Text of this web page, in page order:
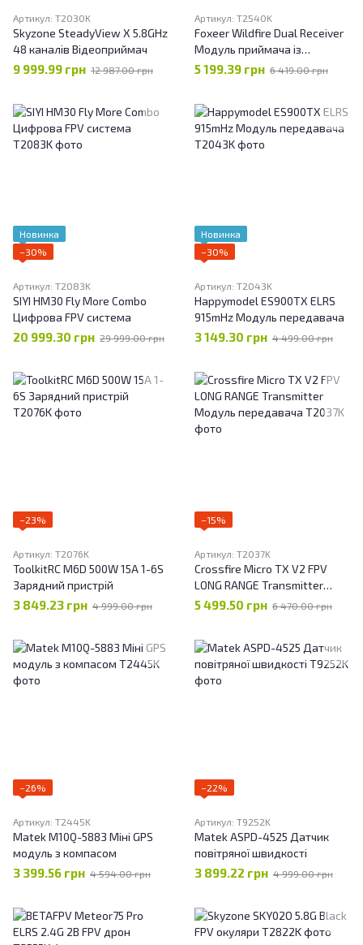
Артикул: T2030K
Skyzone SteadyView X 5.8GHz
48 каналів Відеоприймач
9 999.99 грн 12 987.00 грн
Артикул: T2540K
Foxeer Wildfire Dual Receiver
Модуль приймача із
частотою 5,8 ГГц на 72
5 199.39 грн 6 419.00 грн
Новинка
−30%
Артикул: T2083K
SIYI HM30 Fly More Combo
Цифрова FPV система
20 999.30 грн 29 999.00 грн
Новинка
−30%
Артикул: T2043K
Happymodel ES900TX ELRS
915mHz Модуль передавача
3 149.30 грн 4 499.00 грн
−23%
Артикул: T2076K
ToolkitRC M6D 500W 15A 1-6S
Зарядний пристрій
3 849.23 грн 4 999.00 грн
−15%
Артикул: T2037K
Crossfire Micro TX V2 FPV
LONG RANGE Transmitter
Модуль передавача
5 499.50 грн 6 470.00 грн
−26%
Артикул: T2445K
Matek M10Q-5883 Міні GPS
модуль з компасом
3 399.56 грн 4 594.00 грн
−22%
Артикул: T9252K
Matek ASPD-4525 Датчик
повітряної швидкості
3 899.22 грн 4 999.00 грн